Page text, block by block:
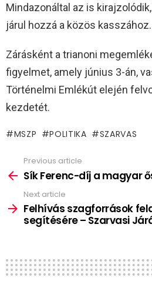
Mindazonáltal az is
járul hozzá a közös kasszához.
Zárásként a trianoni
figyelmet, amely június 3-án,
Történelmi Emlékút elején
kezdetét.
MSZP POLITIKA SZARVAS
more
Previous article
Sík Ferenc-díj a magyar
Next article
Felhívás szagforrások
segítésére – Szarvasi